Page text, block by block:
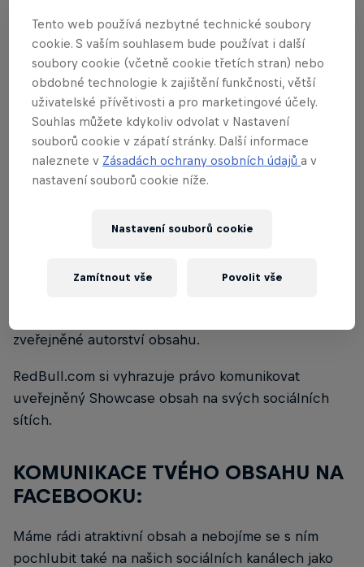
(video, foto, hudba, text) na webových stránkach
www.redbull.com bez nároku na honorář. Publikace
obsahu na webové stránce www.redbull.com není
nárokovatelná. Vyplněním a odesláním formuláře
potvrzuješ, že jsi autorem zaslaného obsahu, nebo
jsi s autorem obsahu dohodnutý a autor obsahu ví,
že jsi jeho obsah přihlásil do projektu Red Bull
Showcase.
každého autora vybraného obsahu kontaktovat, aby
zveřejněné autorství obsahu.
RedBull.com si vyhrazuje právo komunikovat
uveřejněný Showcase obsah na svých sociálních
sítích.
KOMUNIKACE TVÉHO OBSAHU NA
FACEBOOKU:
Máme rádi atraktivní obsah a nebojíme se s ním
pochlubit také na našich sociálních kanálech jako
Tento web používá nezbytné technické soubory
cookie. S vaším souhlasem bude používat i další
soubory cookie (včetně cookie třetích stran) nebo
obdobné technologie k zajištění funkčnosti, větší
uživatelské přívětivosti a pro marketingové účely.
Souhlas můžete kdykoliv odvolat v Nastavení
souborů cookie v zápatí stránky. Další informace
naleznete v Zásadách ochrany osobních údajůa v
nastavení souborů cookie níže.
Nastavení souborů cookie
Zamítnout vše Povolit vše